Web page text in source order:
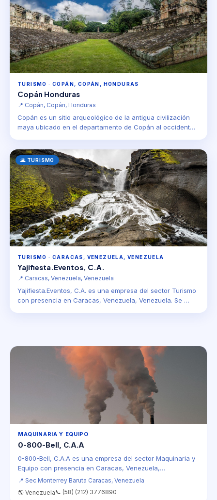
TURISMO · COPÁN, COPÁN, HONDURAS
Copán Honduras
📍 Copán, Copán, Honduras
Copán es un sitio arqueológico de la antigua civilización
maya ubicado en el departamento de Copán al occident…
🌋 TURISMO
TURISMO · CARACAS, VENEZUELA, VENEZUELA
Yajifiesta.Eventos, C.A.
📍 Caracas, Venezuela, Venezuela
Yajifiesta.Eventos, C.A. es una empresa del sector Turismo
con presencia en Caracas, Venezuela, Venezuela. Se …
MAQUINARIA Y EQUIPO
0-800-Bell, C.A.A
0-800-Bell, C.A.A es una empresa del sector Maquinaria y
Equipo con presencia en Caracas, Venezuela,…
📍 Sec Monterrey Baruta Caracas, Venezuela
🌎 Venezuela📞 (58) (212) 3776890